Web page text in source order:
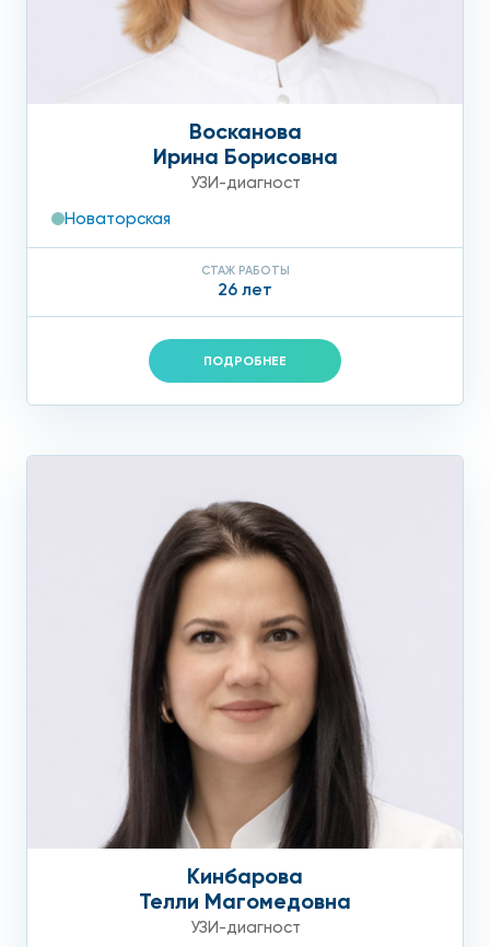
Восканова
Ирина Борисовна
УЗИ-диагност
Новаторская
СТАЖ РАБОТЫ
26 лет
ПОДРОБНЕЕ
Кинбарова
Телли Магомедовна
УЗИ-диагност